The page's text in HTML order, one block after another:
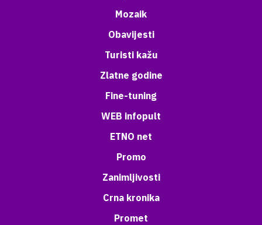
Mozaik
Obavijesti
Turisti kažu
Zlatne godine
Fine-tuning
WEB infopult
ETNO net
Promo
Zanimljivosti
Crna kronika
Promet